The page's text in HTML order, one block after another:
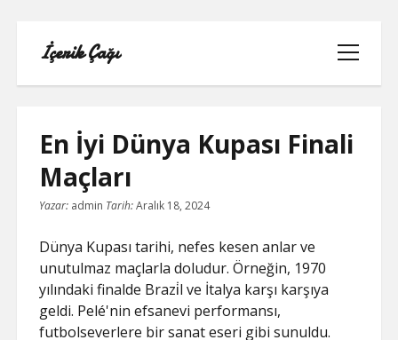
İçerik Çağı
menüyü
aç
SAYFA LISTESI
TWITTER BEĞENI HILESI ŞIFRESIZ
En İyi Dünya Kupası Finali
Maçları
Yazar: admin Tarih:Aralık 18, 2024
Dünya Kupası tarihi, nefes kesen anlar ve
unutulmaz maçlarla doludur. Örneğin, 1970
yılındaki finalde Brazi̇l ve İtalya karşı karşıya
geldi. Pelé'nin efsanevi performansı,
futbolseverlere bir sanat eseri gibi sunuldu.